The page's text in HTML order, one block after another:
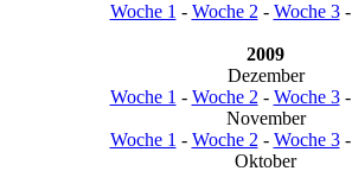
Woche 1 - Woche 2 - Woche 3-
2009
Dezember
Woche 1 - Woche 2 - Woche 3-
November
Woche 1 - Woche 2 - Woche 3-
Oktober